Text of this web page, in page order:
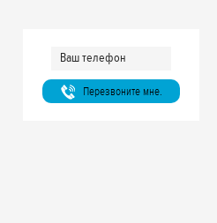
Перезвоните мне.